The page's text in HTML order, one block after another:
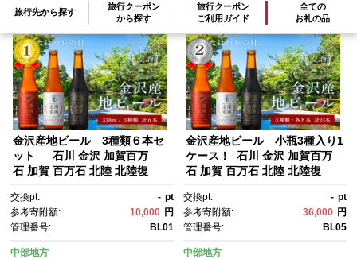
旅行先から探す
旅行クーポン
から探す
旅行クーポン
ご利用ガイド
全ての
お礼の品
参考寄附額順|新着順 |人気ランキング順
金沢産地ビール 3種類６本セ
ット 石川 金沢 加賀百万
石 加賀 百万石 北陸 北陸復
交換pt: - pt
参考寄附額:
10,000 円
管理番号:
BL01
中部地方
金沢産地ビール 小瓶3種入り1
ケース！ 石川 金沢 加賀百万
石 加賀 百万石 北陸 北陸復
交換pt: - pt
参考寄附額:
36,000 円
管理番号:
BL05
中部地方